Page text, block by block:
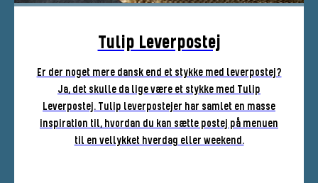
Tulip Leverpostej
Er der noget mere dansk end et stykke med leverpostej?
Ja, det skulle da lige være et stykke med Tulip
Leverpostej. Tulip leverpostejer har samlet en masse
inspiration til, hvordan du kan sætte postej på menuen
til en vellykket hverdag eller weekend.